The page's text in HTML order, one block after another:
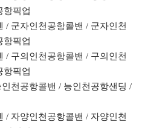
항픽업
/ 군자인천공항콜밴 / 군자인천
항픽업
/ 구의인천공항콜밴 / 구의인천
항픽업
천공항콜밴 / 능인천공항샌딩 /
/ 자양인천공항콜밴 / 자양인천